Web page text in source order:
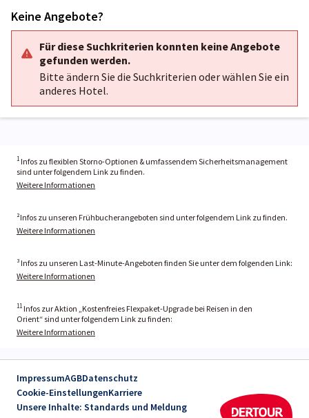
Keine Angebote?
Für diese Suchkriterien konnten keine Angebote
gefunden werden.
Bitte ändern Sie die Suchkriterien oder wählen Sie ein
anderes Hotel.
1 Infos zu flexiblen Storno-Optionen & umfassendem Sicherheitsmanagement
sind unter folgendem Link zu finden.
Weitere Informationen
²Infos zu unseren Frühbucherangeboten sind unter folgendem Link zu finden.
Weitere Informationen
³ Infos zu unseren Last-Minute-Angeboten finden Sie unter dem folgenden Link:
Weitere Informationen
11 Infos zur Aktion „Kostenfreies Flexpaket-Upgrade bei Reisen in den
Orient“ sind unter folgendem Link zu finden:
Weitere Informationen
ImpressumAGBDatenschutz
Cookie-EinstellungenKarriere
Unsere Inhalte: Standards und Meldung